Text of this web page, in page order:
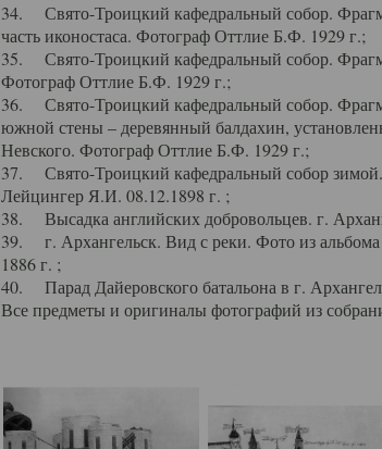
34. Свято-Троицкий кафедральный собор.
часть иконостаса. Фотограф Оттлие Б.Ф. 1929 г.;
35. Свято-Троицкий кафедральный собор.
Фотограф Оттлие Б.Ф. 1929 г.;
36. Свято-Троицкий кафедральный собор.
южной стены – деревянный балдахин,
Невского. Фотограф Оттлие Б.Ф. 1929 г.;
37. Свято-Троицкий кафедральный собор
Лейцингер Я.И. 08.12.1898 г. ;
38. Высадка английских добровольцев. г.
39. г. Архангельск. Вид с реки. Фото из
1886 г. ;
40. Парад Дайеровского батальона в г.
Все предметы и оригиналы фотографий из